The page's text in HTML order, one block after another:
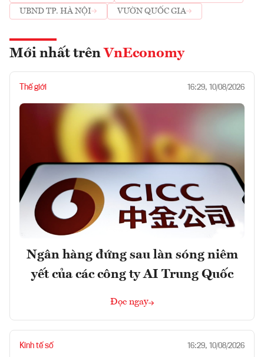
UBND TP. HÀ NỘI
VƯỜN QUỐC GIA
Mới nhất trên VnEconomy
Thế giới 16:29, 10/08/2026
Ngân hàng đứng sau làn sóng niêm
yết của các công ty AI Trung Quốc
Đọc ngay
Kinh tế số 16:29, 10/08/2026